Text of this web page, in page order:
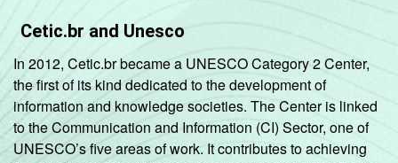
Cetic.br and Unesco
In 2012, Cetic.br became a UNESCO Category 2 Center,
the first of its kind dedicated to the development of
information and knowledge societies. The Center is linked
to the Communication and Information (CI) Sector, one of
UNESCO’s five areas of work. It contributes to achieving